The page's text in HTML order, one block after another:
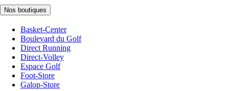
Nos boutiques
Basket-Center
Boulevard du Golf
Direct Running
Direct-Volley
Espace Golf
Foot-Store
Galop-Store